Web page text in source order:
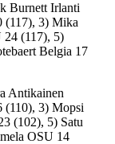
Burnett Irlanti
(117), 3) Mika
24 (117), 5)
Belgia 17
Antikainen
(110), 3) Mopsi
(102), 5) Satu
OSU 14